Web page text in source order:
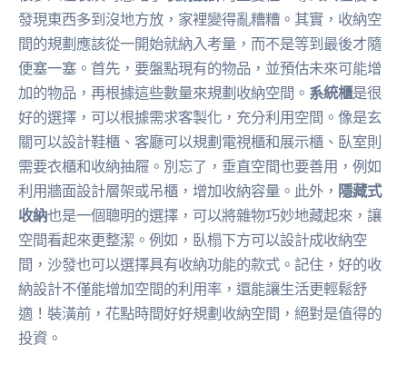
發現東西多到沒地方放，家裡變得亂糟糟。其實，收納空
間的規劃應該從一開始就納入考量，而不是等到最後才隨
便塞一塞。首先，要盤點現有的物品，並預估未來可能增
加的物品，再根據這些數量來規劃收納空間。 系統櫃是很
好的選擇，可以根據需求客製化，充分利用空間。像是玄
關可以設計鞋櫃、客廳可以規劃電視櫃和展示櫃、臥室則
需要衣櫃和收納抽屜。別忘了，垂直空間也要善用，例如
利用牆面設計層架或吊櫃，增加收納容量。此外， 隱藏式
收納也是一個聰明的選擇，可以將雜物巧妙地藏起來，讓
空間看起來更整潔。例如，臥榻下方可以設計成收納空
間，沙發也可以選擇具有收納功能的款式。記住，好的收
納設計不僅能增加空間的利用率，還能讓生活更輕鬆舒
適！裝潢前，花點時間好好規劃收納空間，絕對是值得的
投資。